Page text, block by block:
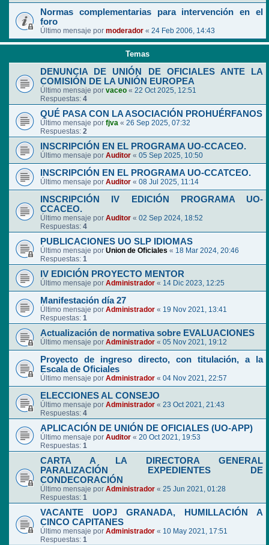
Normas complementarias para intervención en el
foro
Último mensaje por moderador « 24 Feb 2006, 14:43
Temas
DENUNCIA DE UNIÓN DE OFICIALES ANTE LA
COMISIÓN DE LA UNIÓN EUROPEA
Último mensaje por vaceo « 22 Oct 2025, 12:51
Respuestas: 4
QUÉ PASA CON LA ASOCIACIÓN PROHUÉRFANOS
Último mensaje por fjva « 26 Sep 2025, 07:32
Respuestas: 2
INSCRIPCIÓN EN EL PROGRAMA UO-CCACEO.
Último mensaje por Auditor « 05 Sep 2025, 10:50
INSCRIPCIÓN EN EL PROGRAMA UO-CCATCEO.
Último mensaje por Auditor « 08 Jul 2025, 11:14
INSCRIPCIÓN IV EDICIÓN PROGRAMA UO-
CCACEO.
Último mensaje por Auditor « 02 Sep 2024, 18:52
Respuestas: 4
PUBLICACIONES UO SLP IDIOMAS
Último mensaje por Union de Oficiales « 18 Mar 2024, 20:46
Respuestas: 1
IV EDICIÓN PROYECTO MENTOR
Último mensaje por Administrador « 14 Dic 2023, 12:25
Manifestación día 27
Último mensaje por Administrador « 19 Nov 2021, 13:41
Respuestas: 1
Actualización de normativa sobre EVALUACIONES
Último mensaje por Administrador « 05 Nov 2021, 19:12
Proyecto de ingreso directo, con titulación, a la
Escala de Oficiales
Último mensaje por Administrador « 04 Nov 2021, 22:57
ELECCIONES AL CONSEJO
Último mensaje por Administrador « 23 Oct 2021, 21:43
Respuestas: 4
APLICACIÓN DE UNIÓN DE OFICIALES (UO-APP)
Último mensaje por Auditor « 20 Oct 2021, 19:53
Respuestas: 1
CARTA A LA DIRECTORA GENERAL
PARALIZACIÓN EXPEDIENTES DE
CONDECORACIÓN
Último mensaje por Administrador « 25 Jun 2021, 01:28
Respuestas: 1
VACANTE UOPJ GRANADA, HUMILLACIÓN A
CINCO CAPITANES
Último mensaje por Administrador « 10 May 2021, 17:51
Respuestas: 1